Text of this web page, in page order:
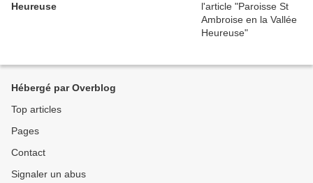
Heureuse
Hébergé par Overblog
Top articles
Pages
Contact
Signaler un abus